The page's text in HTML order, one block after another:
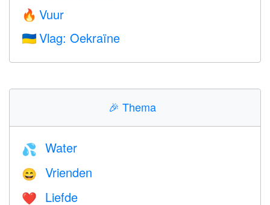
🔥 Vuur
🇺🇦 Vlag: Oekraïne
🎉 Thema
💦 Water
😄 Vrienden
❤️️ Liefde